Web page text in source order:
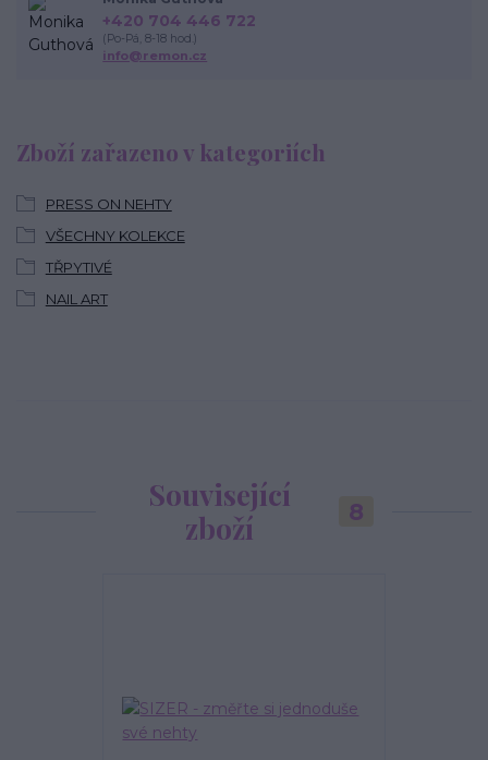
Zboží zařazeno v kategoriích
PRESS ON NEHTY
VŠECHNY KOLEKCE
TŘPYTIVÉ
NAIL ART
+420 704 446 722
(Po-Pá, 8-18 hod.)
info@remon.cz
Související
zboží
8